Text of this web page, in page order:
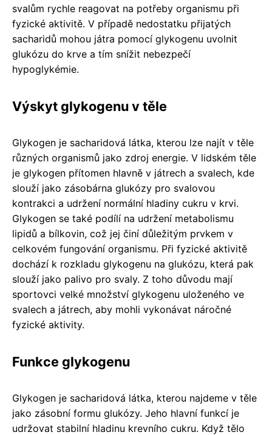
svalům rychle reagovat na potřeby organismu při
fyzické aktivitě. V případě nedostatku přijatých
sacharidů mohou játra pomocí glykogenu uvolnit
glukózu do krve a tím snížit nebezpečí
hypoglykémie.
Výskyt glykogenu v těle
Glykogen je sacharidová látka, kterou lze najít v těle
různých organismů jako zdroj energie. V lidském těle
je glykogen přítomen hlavně v játrech a svalech, kde
slouží jako zásobárna glukózy pro svalovou
kontrakci a udržení normální hladiny cukru v krvi.
Glykogen se také podílí na udržení metabolismu
lipidů a bílkovin, což jej činí důležitým prvkem v
celkovém fungování organismu. Při fyzické aktivitě
dochází k rozkladu glykogenu na glukózu, která pak
slouží jako palivo pro svaly. Z toho důvodu mají
sportovci velké množství glykogenu uloženého ve
svalech a játrech, aby mohli vykonávat náročné
fyzické aktivity.
Funkce glykogenu
Glykogen je sacharidová látka, kterou najdeme v těle
jako zásobní formu glukózy. Jeho hlavní funkcí je
udržovat stabilní hladinu krevního cukru. Když tělo